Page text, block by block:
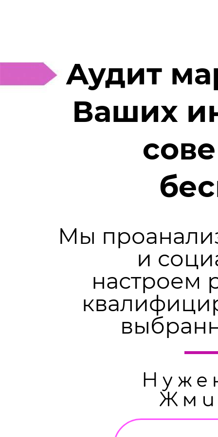
Аудит
Ваших
Мы
и
настроем
Жми